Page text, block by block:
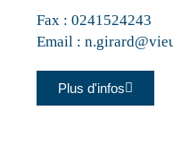
Fax : 0241524243
Email :
Plus d'infos